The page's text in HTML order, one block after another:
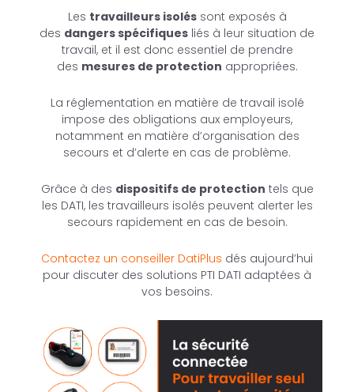
Les travailleurs isoléssont exposés à
des dangers spécifiques liés à leur situation de
travail, et il est donc essentiel de prendre
des mesures de protection appropriées.
La réglementation en matière de travail isolé
impose des obligations aux employeurs,
notamment en matière d’organisation des
secours et d’alerte en cas de problème.
Grâce à des dispositifs de protection tels que
les DATI, les travailleurs isolés peuvent alerter les
secours rapidement en cas de besoin.
Contactez un conseiller DatiPlus dés aujourd’hui
pour discuter des solutions PTI DATI adaptées à
vos besoins.